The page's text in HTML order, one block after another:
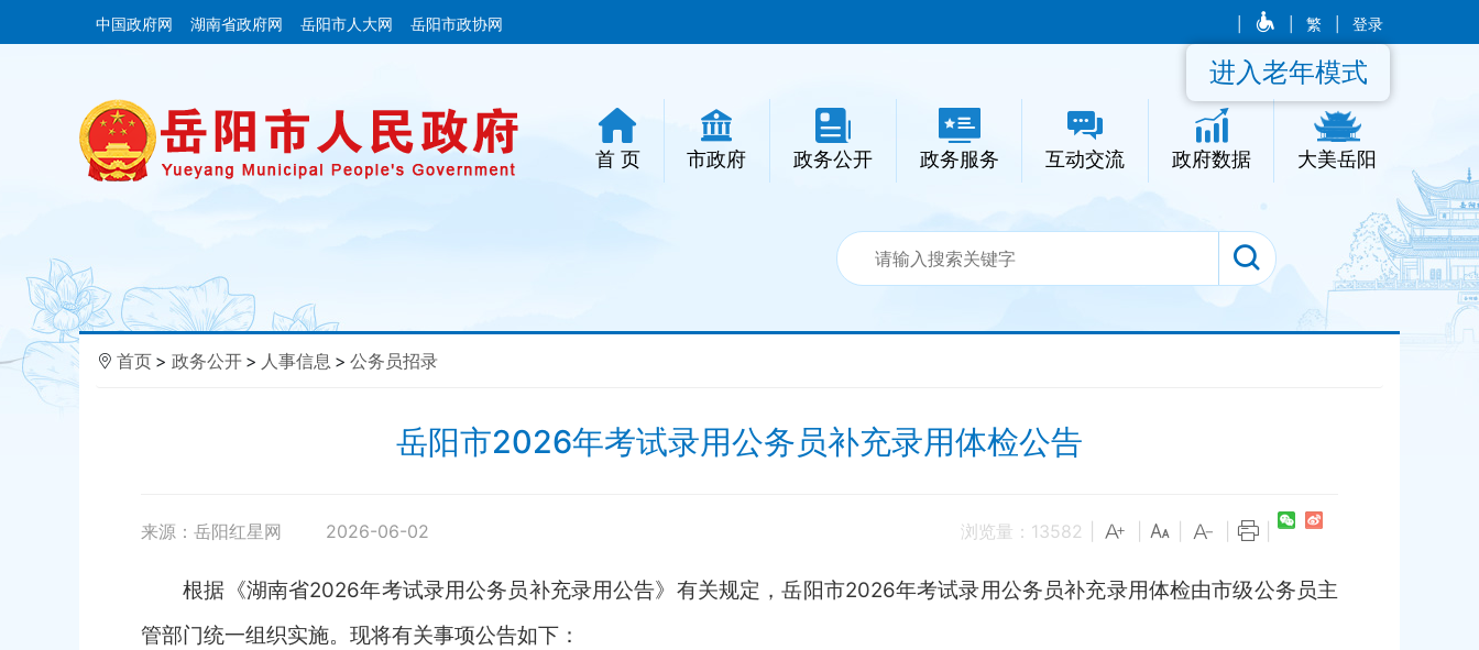
中国政府网 湖南省政府网 岳阳市人大网 岳阳市政协网 繁 登录
首 页 市政府 政务公开 政务服务 互动交流 政府数据 大美岳阳
进入老年模式
首页 > 政务公开 > 人事信息 > 公务员招录
岳阳市2026年考试录用公务员补充录用体检公告
来源：岳阳红星网 2026-06-02 浏览量： 13582
根据《湖南省2026年考试录用公务员补充录用公告》有关规定，岳阳市2026年考试录用公务员补充录用体检由市级公务员主
管部门统一组织实施。现将有关事项公告如下：